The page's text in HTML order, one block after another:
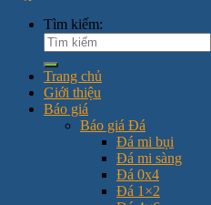
Tìm kiếm:
Trang chủ
Giới thiệu
Báo giá
Báo giá Đá
Đá mi bụi
Đá mi sàng
Đá 0x4
Đá 1×2